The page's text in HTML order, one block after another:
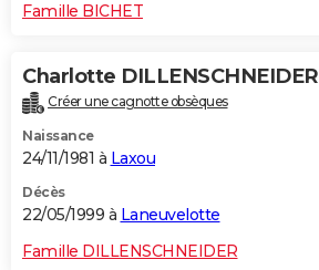
Famille BICHET
Charlotte DILLENSCHNEIDER
Créer une cagnotte obsèques
Naissance
24/11/1981 à Laxou
Décès
22/05/1999 à Laneuvelotte
Famille DILLENSCHNEIDER